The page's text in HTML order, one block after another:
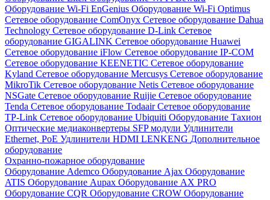
Оборудование Wi-Fi EnGenius Оборудование Wi-Fi Optimus
Сетевое оборудование ComOnyx Сетевое оборудование Dahua
Technology Сетевое оборудование D-Link Сетевое
оборудование GIGALINK Сетевое оборудование Huawei
Сетевое оборудование iFlow Сетевое оборудование IP-COM
Сетевое оборудование KEENETIC Сетевое оборудование
Kyland Сетевое оборудование Mercusys Сетевое оборудование
MikroTik Сетевое оборудование Netis Сетевое оборудование
NSGate Сетевое оборудование Ruijie Сетевое оборудование
Tenda Сетевое оборудование TodaairСетевое оборудование
TP-Link Сетевое оборудование Ubiquiti Оборудование Тахион
Оптические медиаконвертеры SFP модули Удлинители
Ethernet, PoE Удлинители HDMI LENKENG Дополнительное
оборудование
Охранно-пожарное оборудование
Оборудование Ademco Оборудование Ajax Оборудование
ATIS Оборудование Aupax Оборудование AX PRO
Оборудование CQR Оборудование CROW Оборудование